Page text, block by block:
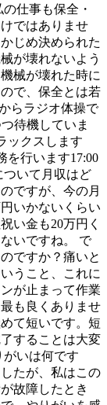
仕事も保全・
ではありませ
じめ決められた
が壊れないよう
械が壊れた時に
で、保全とは若
らラジオ体操で
待機していま
ックスします
を行います17:00
いて月収はど
ですが、今の月
いかないくらい
い金も20万円く
いですね。 で
ですか？痛いと
うこと、これに
が止まって作業
も良くありませ
て短いです。短
することは大変
いは何です
たが、私はこの
故障したとき